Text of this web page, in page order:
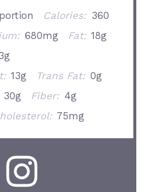
Calories: 360
680mg Fat: 18g
13g Trans Fat: 0g
30g Fiber: 4g
75mg